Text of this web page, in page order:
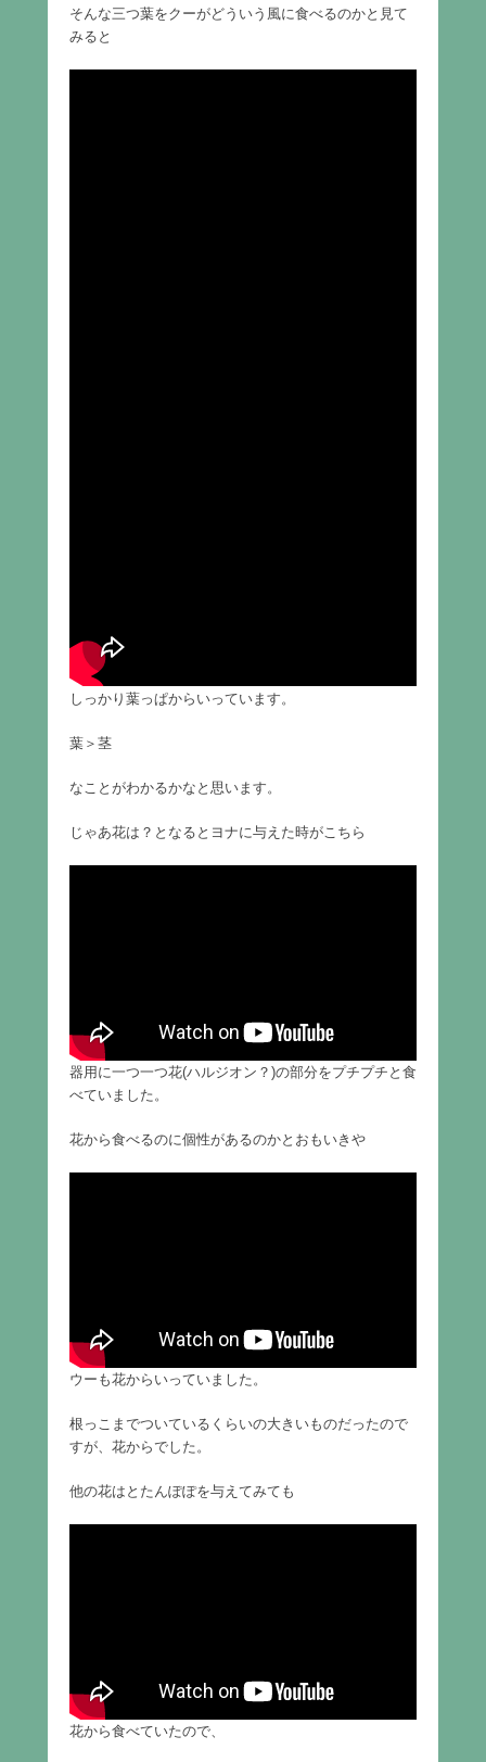
そんな三つ葉をクーがどういう風に食べるのかと見て
みると
しっかり葉っぱからいっています。
葉＞茎
なことがわかるかなと思います。
じゃあ花は？となるとヨナに与えた時がこちら
器用に一つ一つ花(ハルジオン？)の部分をプチプチと食
べていました。
花から食べるのに個性があるのかとおもいきや
ウーも花からいっていました。
根っこまでついているくらいの大きいものだったので
すが、花からでした。
他の花はとたんぽぽを与えてみても
花から食べていたので、